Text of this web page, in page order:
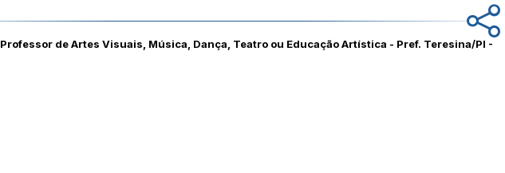
Professor de Artes Visuais, Música, Dança, Teatro ou Educação Artística - Pref. Teresina/PI -